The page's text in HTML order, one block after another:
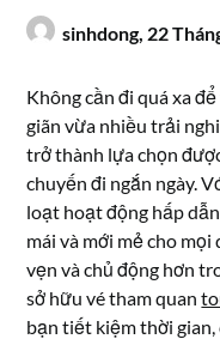
sinhdong, 22
Không cần đi quá xa
giãn vừa nhiều trải
trở thành lựa chọn
chuyến đi ngắn ngày.
loạt hoạt động hấp
mái và mới mẻ cho
vẹn và chủ động hơn
sở hữu vé tham quan
bạn tiết kiệm thời